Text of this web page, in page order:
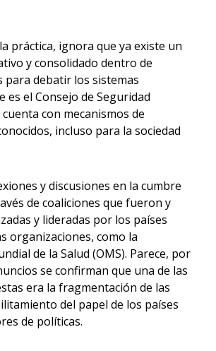
práctica, ignora que ya existe un
y consolidado dentro de
para debatir los sistemas
es el Consejo de Seguridad
con mecanismos de
incluso para la sociedad
y discusiones en la cumbre
de coaliciones que fueron y
y lideradas por los países
organizaciones, como la
de la Salud (OMS). Parece, por
se confirman que una de las
era la fragmentación de las
del papel de los países
de políticas.